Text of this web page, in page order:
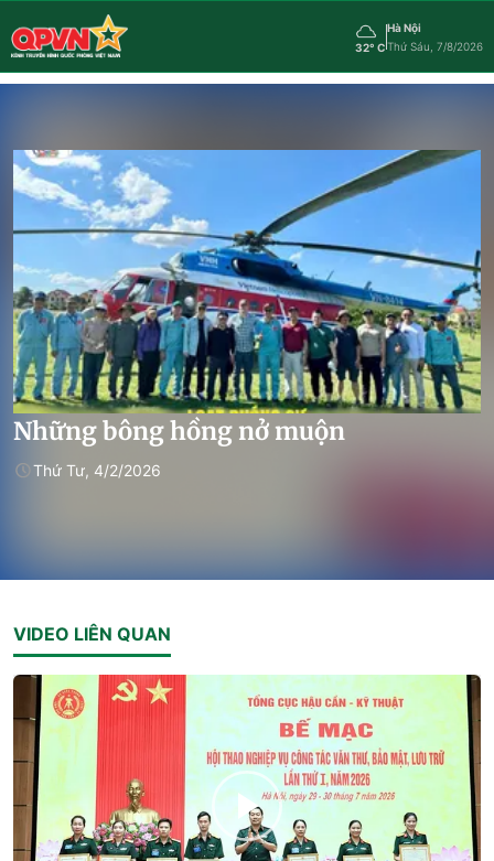
32° C
Hà Nội
Thứ Sáu, 7/8/2026
Những bông hồng nở muộn
Thứ Tư, 4/2/2026
VIDEO LIÊN QUAN